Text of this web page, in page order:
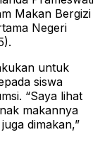
Makan Bergizi
Negeri
untuk
siswa
“Saya lihat
makannya
dimakan,”